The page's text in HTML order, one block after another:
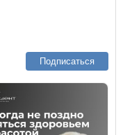
Подписаться